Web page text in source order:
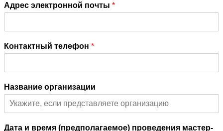
Адрес электронной почты *
Контактный телефон *
Название организации
Дата и время (предполагаемое) проведения мастер-